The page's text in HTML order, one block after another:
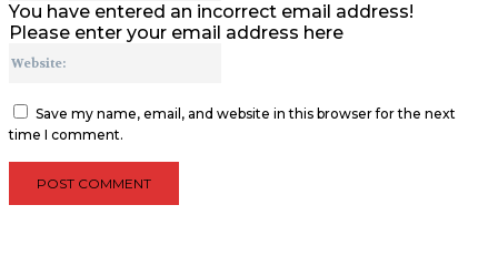
You have entered an incorrect email address!
Please enter your email address here
Save my name, email, and website in this browser for the next
time I comment.